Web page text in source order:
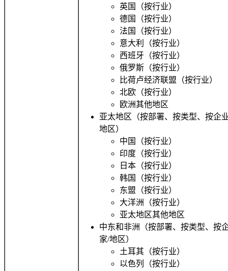
英国（按行业）
德国（按行业）
法国（按行业）
意大利（按行业）
西班牙（按行业）
俄罗斯（按行业）
比荷卢经济联盟（按行业）
北欧（按行业）
欧洲其他地区
亚太地区（按部署、按类型、按企
地区）
中国（按行业）
印度（按行业）
日本（按行业）
韩国（按行业）
东盟（按行业）
大洋洲（按行业）
亚太地区其他地区
中东和非洲（按部署、按类型、按
家/地区）
土耳其（按行业）
以色列（按行业）